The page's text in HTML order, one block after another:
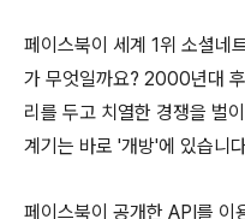
페이스북이 세계 1위 소셜네
가 무엇일까요? 2000년대
리를 두고 치열한 경쟁을 벌
계기는 바로 '개방'에 있습니
페이스북이 공개한 API를 이